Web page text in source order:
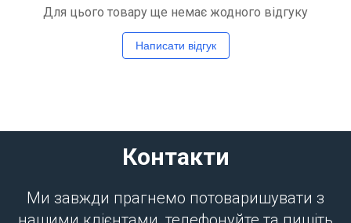
Для цього товару ще немає жодного відгуку
Написати відгук
Контакти
Ми завжди прагнемо потоваришувати з